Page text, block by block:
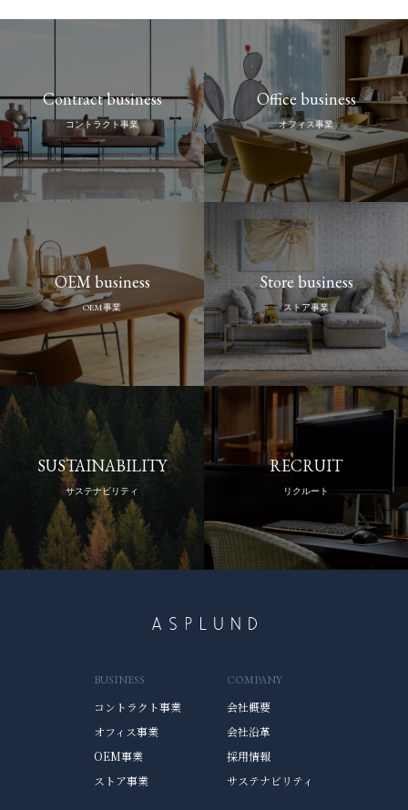
Contract business
コントラクト事業
Office business
オフィス事業
OEM business
OEM事業
Store business
ストア事業
SUSTAINABILITY
サステナビリティ
RECRUIT
リクルート
BUSINESS
コントラクト事業
オフィス事業
OEM事業
ストア事業
COMPANY
会社概要
会社沿革
採用情報
サステナビリティ